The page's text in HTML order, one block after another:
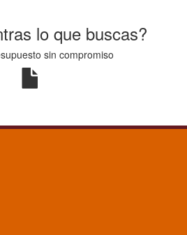
lo que buscas?
sin compromiso